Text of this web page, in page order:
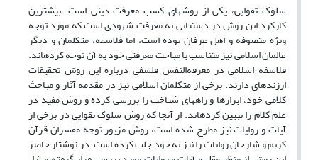
سلوک تقوایی، یکی از روش‎های کسب معرفت دینی است. بیش‎ترین
کارکرد این روش در دست‎یابی به معرفت شهودی است که مورد توجه
ویژه متصوفه و اهل عرفان بوده است، اما فلاسفه، متکلمان و دیگر
عالمان اسلامی نیز متناسب با مباحث معرفتی خود به آن توجه کرده‎اند.
فلاسفه اسلامی در معرفةالنفس فلسفی درباره این روش تحقیقات
ارزنده‎ای دارند. برخی از متکلمان اسلامی نیز در مقدمه آثار و مباحث
کلامی خود، ابزارها و راه‎های شناخت را بررسی کرده و روش مفید در
علم کلام را تبیین کرده‎اند. از آن‎جا که روش سلوک تقوایی در برخی از
آیات و روایات نیز مطرح شده است، روش مزبور توجه مفسران قرآن
کریم و شارحان روایات را نیز به خود جلب کرده است. در نوشتار حاضر